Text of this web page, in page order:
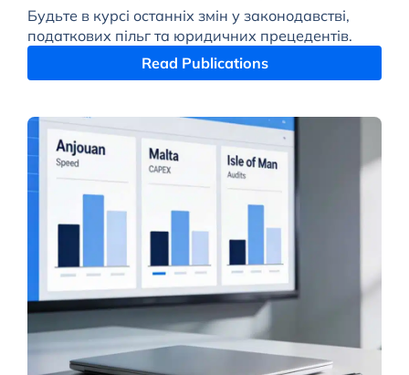
Будьте в курсі останніх змін у законодавстві,
податкових пільг та юридичних прецедентів.
Read Publications